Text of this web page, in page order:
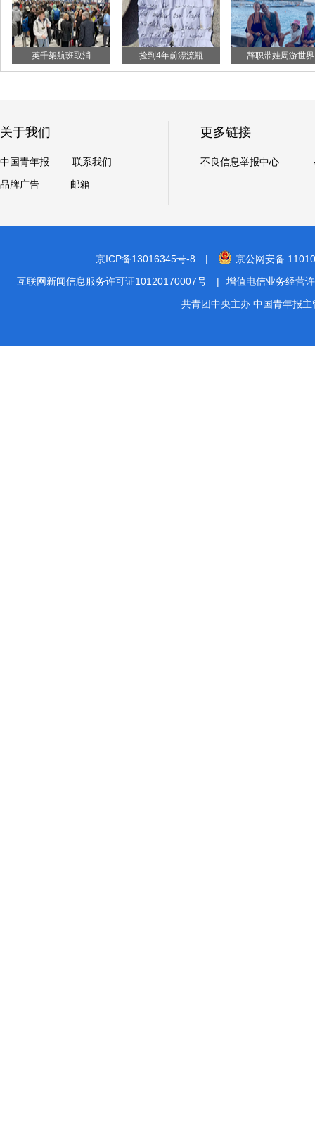
英千架航班取消 捡到4年前漂流瓶 辞职带娃周游世界
关于我们
中国青年报
联系我们
品牌广告
邮箱
更多链接
不良信息举报中心
京ICP备13016345号-8 |
京公网安备
互联网新闻信息服务许可证10120170007号
|
增值电信业务经营
共青团中央主办 中国青年报